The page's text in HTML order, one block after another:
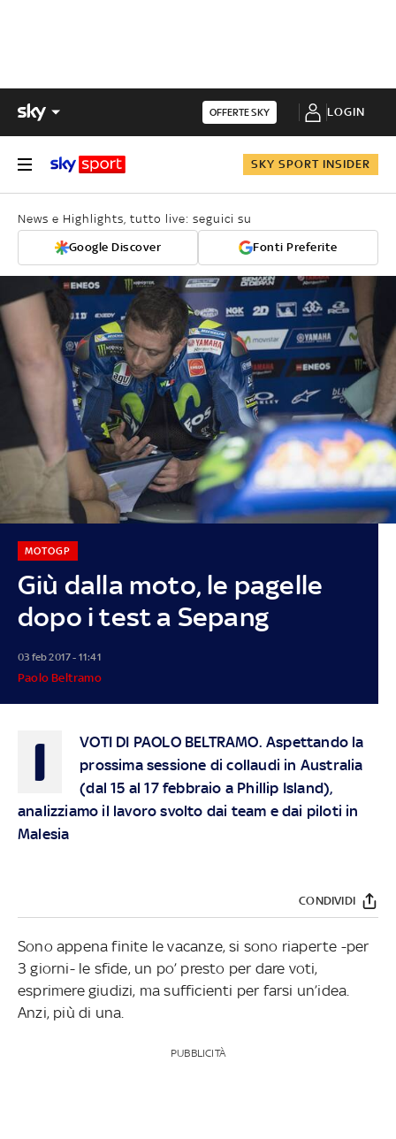
OFFERTE SKY LOGIN
SKY SPORT INSIDER
News e Highlights, tutto live: seguici su
Google Discover Fonti Preferite
Giù dalla moto, le pagelle
dopo i test a Sepang
MOTOGP
03 feb 2017 - 11:41
Paolo Beltramo
I VOTI DI PAOLO BELTRAMO. Aspettando la
prossima sessione di collaudi in Australia
(dal 15 al 17 febbraio a Phillip Island),
analizziamo il lavoro svolto dai team e dai piloti in
Malesia
CONDIVIDI
Sono appena finite le vacanze, si sono riaperte -per
3 giorni- le sfide, un po’ presto per dare voti,
esprimere giudizi, ma sufficienti per farsi un’idea.
Anzi, più di una.
PUBBLICITÀ